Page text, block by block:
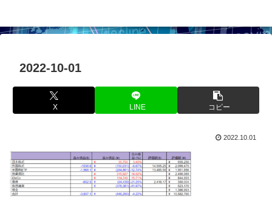
2022-10-01
X LINE コピー
2022.10.01